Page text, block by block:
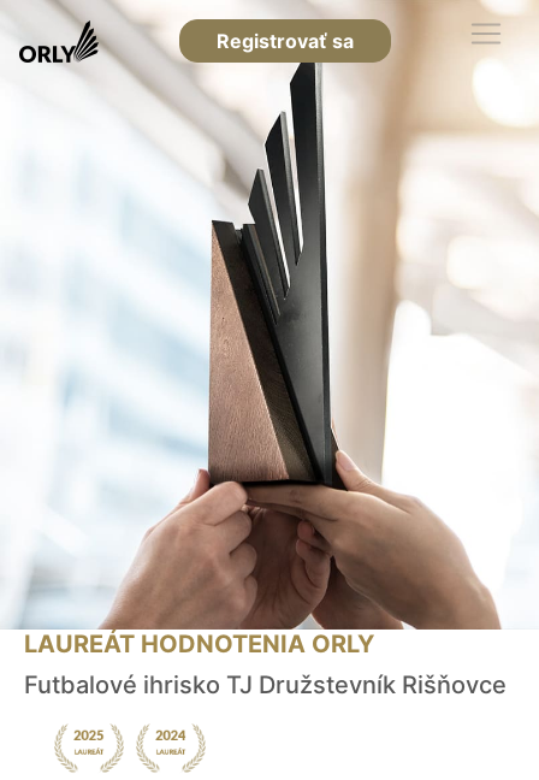
Registrovať sa
LAUREÁT HODNOTENIA ORLY
Futbalové ihrisko TJ Družstevník Rišňovce